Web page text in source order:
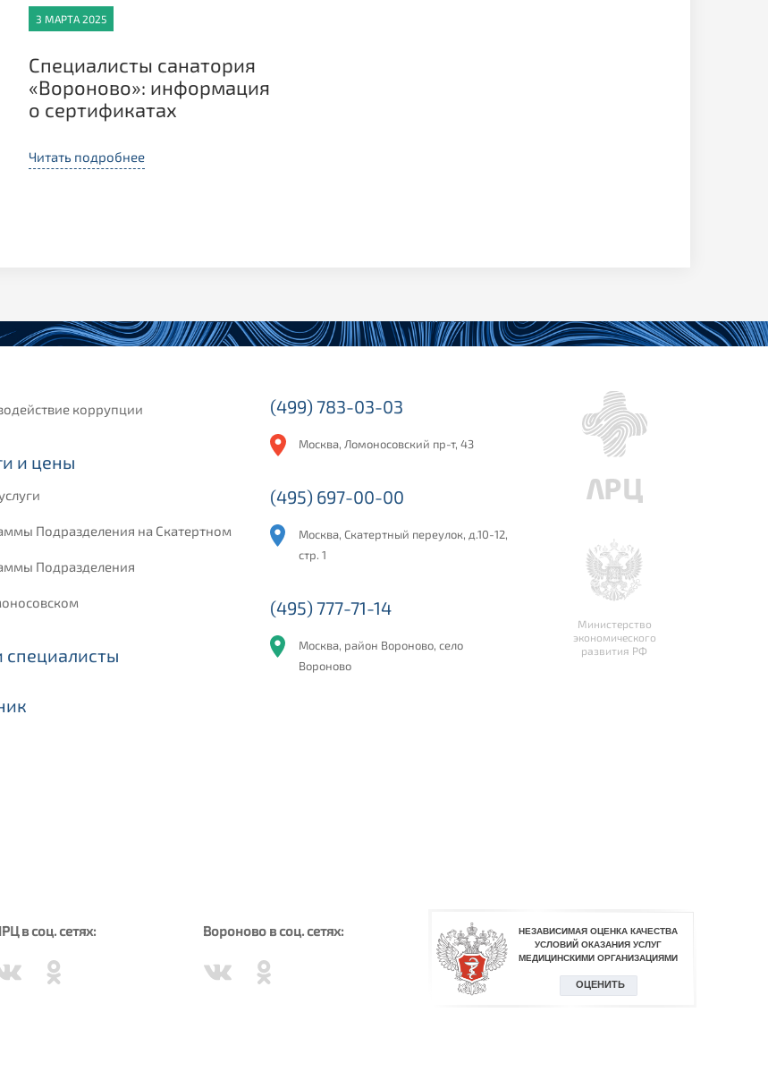
3 МАРТА 2025
Специалисты санатория
«Вороново»: информация
о сертификатах
Читать подробнее
коррупции
и цены
Подразделения на Скатертном
Подразделения
(499) 783-03-03
Москва, Ломоносовский пр-т, 43
(495) 697-00-00
Москва, Скатертный переулок, д.10-12,
стр. 1
(495) 777-71-14
Москва, район Вороново, село
Вороново
Министерство
экономического
развития РФ
в соц. сетях: Вороново в соц. сетях: